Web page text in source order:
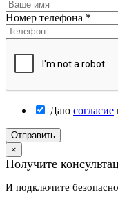
Номер телефона *
Даю согласие
Отправить
×
Получите
И подключите